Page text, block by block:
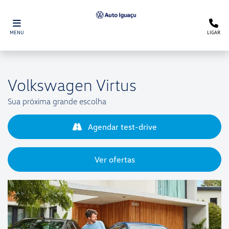
MENU LIGAR
Volkswagen Virtus
Sua próxima grande escolha
Agendar test-drive
Ver ofertas